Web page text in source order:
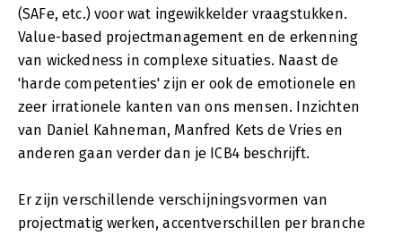
(SAFe, etc.) voor wat ingewikkelder vraagstukken.
Value-based projectmanagement en de erkenning
van wickedness in complexe situaties. Naast de
'harde competenties' zijn er ook de emotionele en
zeer irrationele kanten van ons mensen. Inzichten
van Daniel Kahneman, Manfred Kets de Vries en
anderen gaan verder dan je ICB4 beschrijft.
Er zijn verschillende verschijningsvormen van
projectmatig werken, accentverschillen per branche